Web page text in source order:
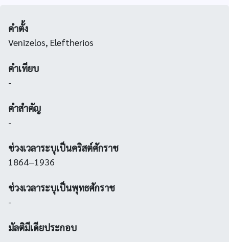
คำตั้ง
Venizelos, Eleftherios
คำเทียบ
-
คำสำคัญ
-
ช่วงเวลาระบุเป็นคริสต์ศักราช
1864–1936
ช่วงเวลาระบุเป็นพุทธศักราช
-
มัลติมีเดียประกอบ